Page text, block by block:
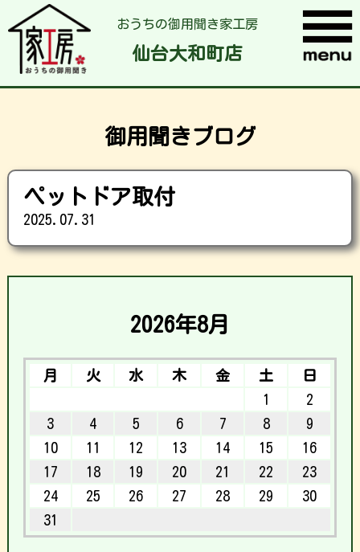
おうちの御用聞き家工房
仙台大和町店
御用聞きブログ
ペットドア取付
2025.07.31
2026年8月
月 火 水 木 金 土
日
1
2
3
4 5 6 7 8
9
10
11 12 13 14 15
16
17
18 19 20 21 22
23
24
25 26 27 28 29
30
31